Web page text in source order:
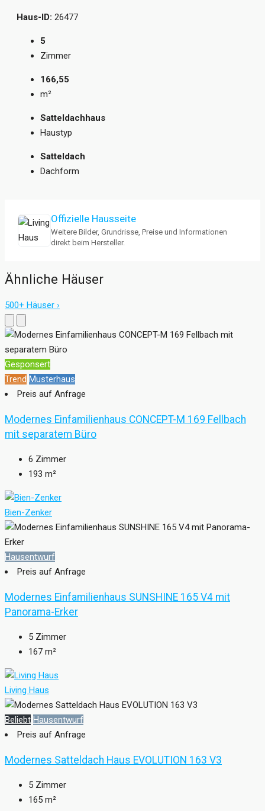
Haus-ID: 26477
5
Zimmer
166,55
m²
Satteldachhaus
Haustyp
Satteldach
Dachform
Offizielle Hausseite
Weitere Bilder, Grundrisse, Preise und Informationen
direkt beim Hersteller.
Ähnliche Häuser
500+ Häuser ›
Gesponsert
Trend Musterhaus
Preis auf Anfrage
Modernes Einfamilienhaus CONCEPT-M 169 Fellbach
mit separatem Büro
6 Zimmer
193 m²
Bien-Zenker
Hausentwurf
Preis auf Anfrage
Modernes Einfamilienhaus SUNSHINE 165 V4 mit
Panorama-Erker
5 Zimmer
167 m²
Living Haus
Beliebt Hausentwurf
Preis auf Anfrage
Modernes Satteldach Haus EVOLUTION 163 V3
5 Zimmer
165 m²